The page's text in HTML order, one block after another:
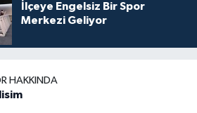
İlçeye Engelsiz Bir Spor
Merkezi Geliyor
HAKKINDA